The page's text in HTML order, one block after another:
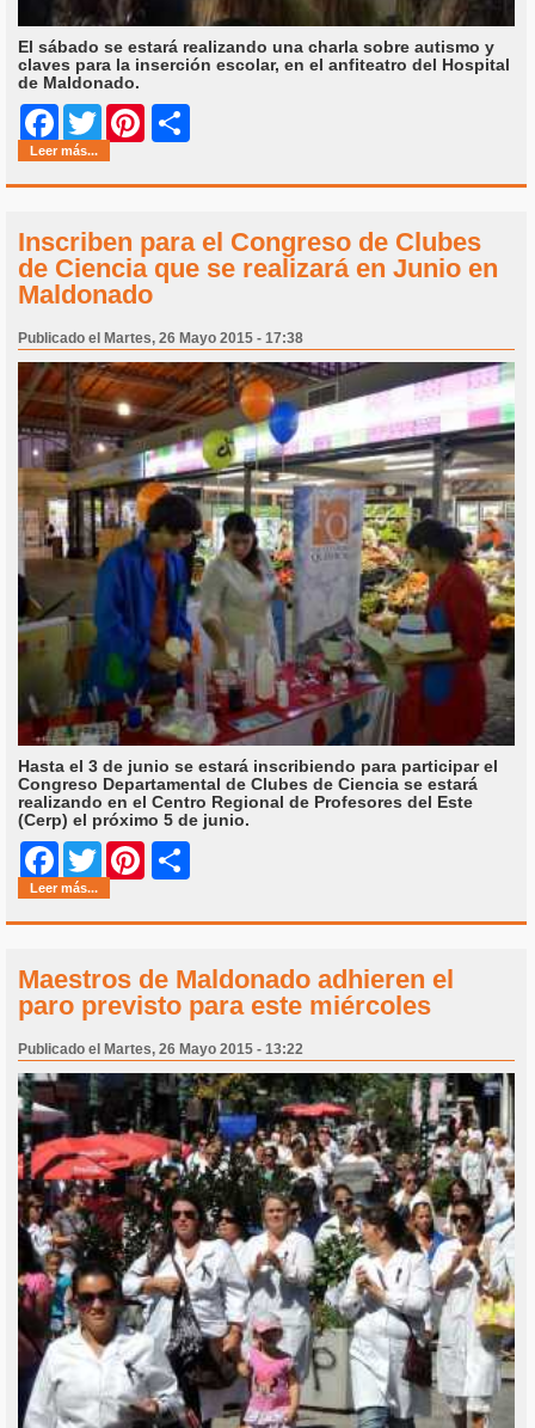
El sábado se estará realizando una charla sobre autismo y
claves para la inserción escolar, en el anfiteatro del Hospital
de Maldonado.
Facebook
Twitter Pinterest
Leer más...
Inscriben para el Congreso de Clubes
de Ciencia que se realizará en Junio en
Maldonado
Publicado el Martes, 26 Mayo 2015 - 17:38
Hasta el 3 de junio se estará inscribiendo para participar el
Congreso Departamental de Clubes de Ciencia se estará
realizando en el Centro Regional de Profesores del Este
(Cerp) el próximo 5 de junio.
Facebook
Twitter Pinterest
Leer más...
Maestros de Maldonado adhieren el
paro previsto para este miércoles
Publicado el Martes, 26 Mayo 2015 - 13:22